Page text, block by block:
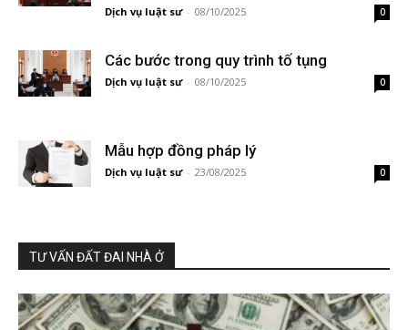
Dịch vụ luật sư - 08/10/2025 0
Các bước trong quy trình tố tụng
Dịch vụ luật sư - 08/10/2025 0
Mẫu hợp đồng pháp lý
Dịch vụ luật sư - 23/08/2025 0
TƯ VẤN ĐẤT ĐAI NHÀ Ở